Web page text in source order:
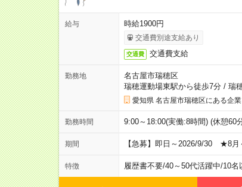
給与 時給1900円
交通費別途支給あり
交通費 交通費支給
勤務地
名古屋市瑞穂区
瑞穂運動場東駅から徒歩7分/ 瑞
愛知県 名古屋市瑞穂区にある企業
勤務時間 9:00～18:00(実働:8時間) (休憩60
期間 【急募】即日～2026/9/30 ★8月
特徴 履歴書不要/40～50代活躍中/10名